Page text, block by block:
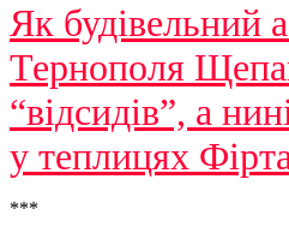
Як будівельний
Тернополя
“відсидів”, а
у теплицях
***